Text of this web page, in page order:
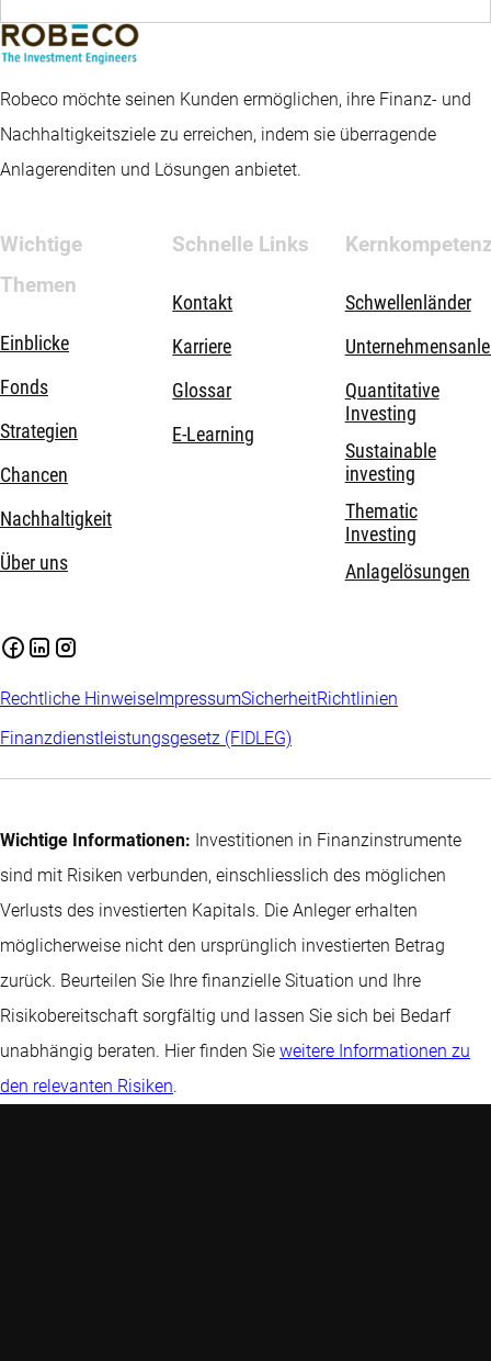
Robeco möchte seinen Kunden ermöglichen, ihre Finanz- und
Nachhaltigkeitsziele zu erreichen, indem sie überragende
Anlagerenditen und Lösungen anbietet.
Wichtige
Themen
Einblicke
Fonds
Strategien
Chancen
Nachhaltigkeit
Über uns
Schnelle Links
Kontakt
Karriere
Glossar
E-Learning
Schwellenländer
Quantitative
Investing
Sustainable
investing
Thematic
Investing
Anlagelösungen
Rechtliche HinweiseImpressumSicherheitRichtlinien
Finanzdienstleistungsgesetz (FIDLEG)
Wichtige Informationen: Investitionen in Finanzinstrumente
sind mit Risiken verbunden, einschliesslich des möglichen
Verlusts des investierten Kapitals. Die Anleger erhalten
möglicherweise nicht den ursprünglich investierten Betrag
zurück. Beurteilen Sie Ihre finanzielle Situation und Ihre
Risikobereitschaft sorgfältig und lassen Sie sich bei Bedarf
unabhängig beraten. Hier finden Sie weitere Informationen zu
den relevanten Risiken.